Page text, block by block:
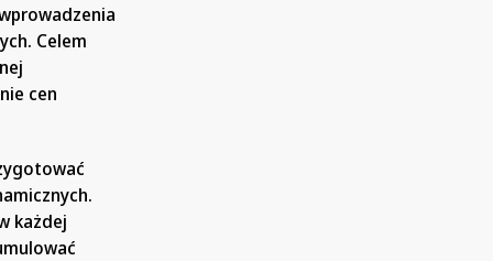
Celem
cen
każdej